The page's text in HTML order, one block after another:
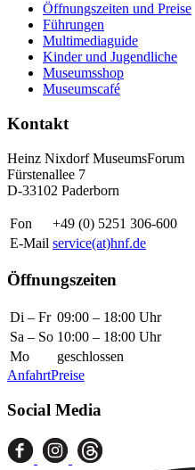
Öffnungszeiten und Preise
Führungen
Multimediaguide
Kinder und Jugendliche
Museumsshop
Museumscafé
Kontakt
Heinz Nixdorf MuseumsForum
Fürstenallee 7
D-33102 Paderborn
Fon
+49 (0) 5251 306-600
E-Mail service(at)hnf.de
Öffnungszeiten
Di – Fr 09:00 – 18:00 Uhr
Sa – So 10:00 – 18:00 Uhr
Mo
geschlossen
AnfahrtPreise
Social Media